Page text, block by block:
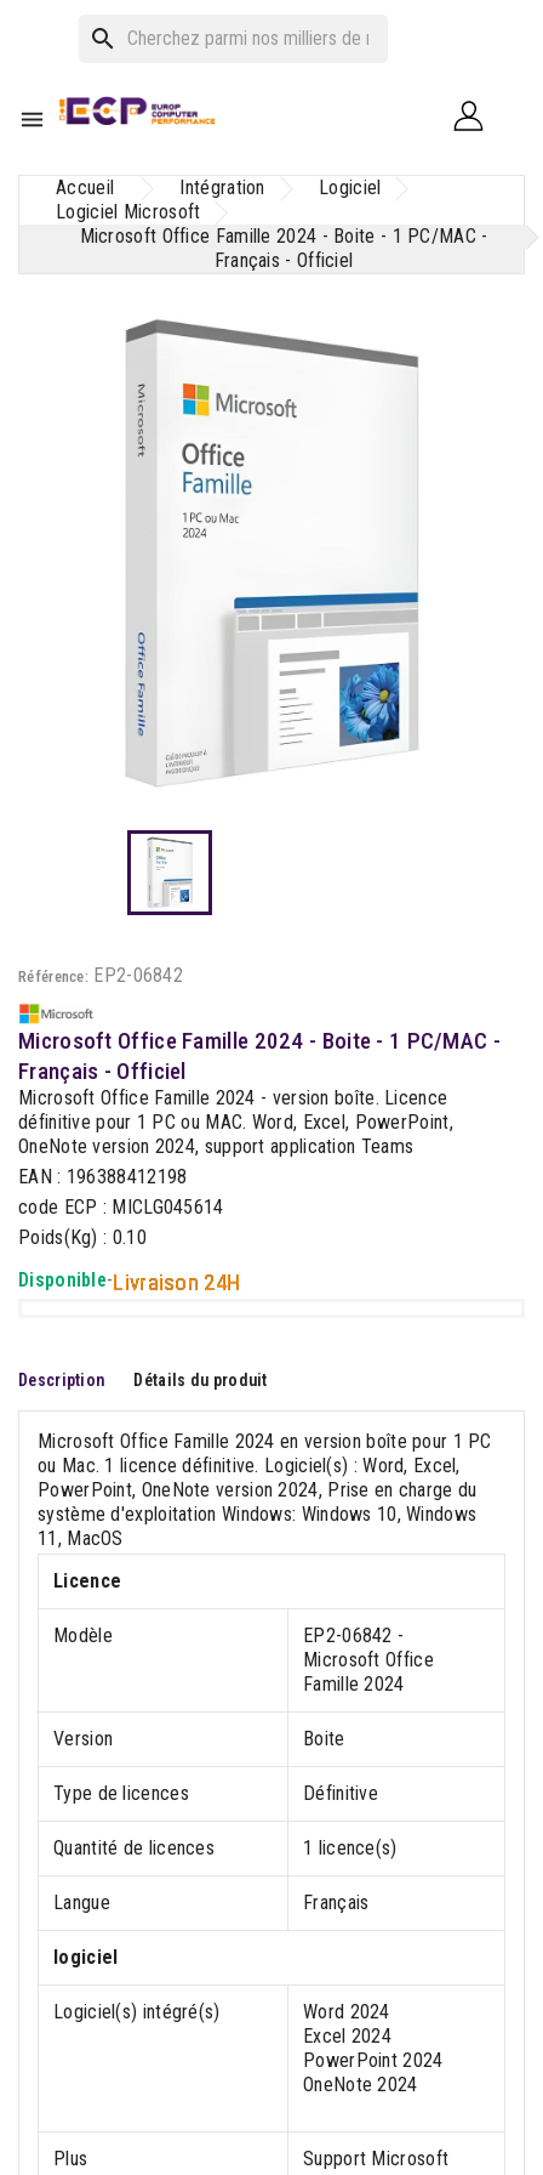
search

Accueil Intégration
Logiciel
Logiciel Microsoft
Microsoft Office Famille 2024 - Boite - 1 PC/MAC -
Français - Officiel
Référence: EP2-06842
Microsoft Office Famille 2024 - Boite - 1 PC/MAC -
Français - Officiel
Microsoft Office Famille 2024 - version boîte. Licence
définitive pour 1 PC ou MAC. Word, Excel, PowerPoint,
OneNote version 2024, support application Teams
EAN : 196388412198
code ECP : MICLG045614
Poids(Kg) : 0.10
Disponible-Livraison 24H
Description Détails du produit
Microsoft Office Famille 2024 en version boîte pour 1 PC
ou Mac. 1 licence définitive. Logiciel(s) : Word, Excel,
PowerPoint, OneNote version 2024, Prise en charge du
système d'exploitation Windows: Windows 10, Windows
11, MacOS
Licence
Modèle
EP2-06842 -
Microsoft Office
Famille 2024
Version Boite
Type de licences Définitive
Quantité de licences 1 licence(s)
Langue Français
logiciel
Logiciel(s) intégré(s)
Word 2024
Excel 2024
PowerPoint 2024
OneNote 2024
Plus
Support Microsoft